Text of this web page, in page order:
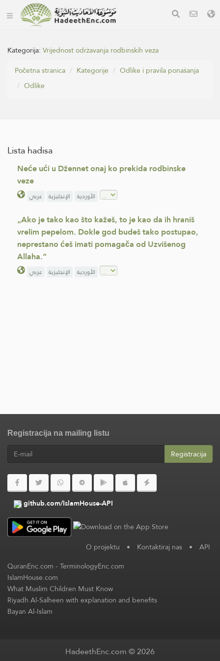
Kategorija:Vrijednost održavanja rodbinskih veza
Početna stranica
Kategorije
Odlike i pravila ponašanja
Odlike
Lista hadisa
Neće ući u Džennet onaj ko prekida rodbinske
veze
عربي الإنجليزية الأوردية
„Ako je tako kao što kažeš, to je kao da ih hraniš
vrelim pepelom. Dokle god budeš tako postupao,
neprestano ćeš imati pomagača od Uzvišenog
Allaha.“
عربي الإنجليزية الأوردية
Registracija na mailing listu
Registracija
github.com/IslamHouse-API
O projektu • Kontaktiraj nas • API
QuranEnc.com-TerminologyEnc.com
IslamHouse.com
What Muslim Children Must Know
Riyadh Al-Salheen with explanation and benefits
Bayan Al-Islam
HadeethEnc.com © 2026